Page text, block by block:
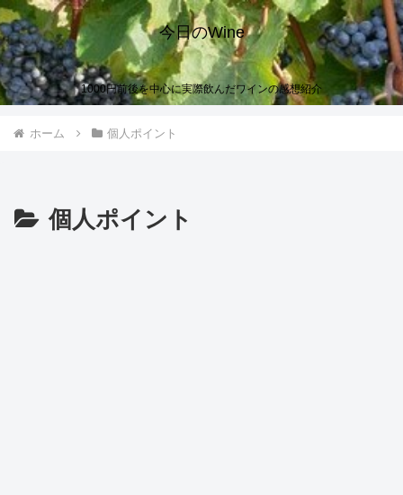
今日のWine
1000円前後を中心に実際飲んだワインの感想紹介
ホーム 個人ポイント
個人ポイント